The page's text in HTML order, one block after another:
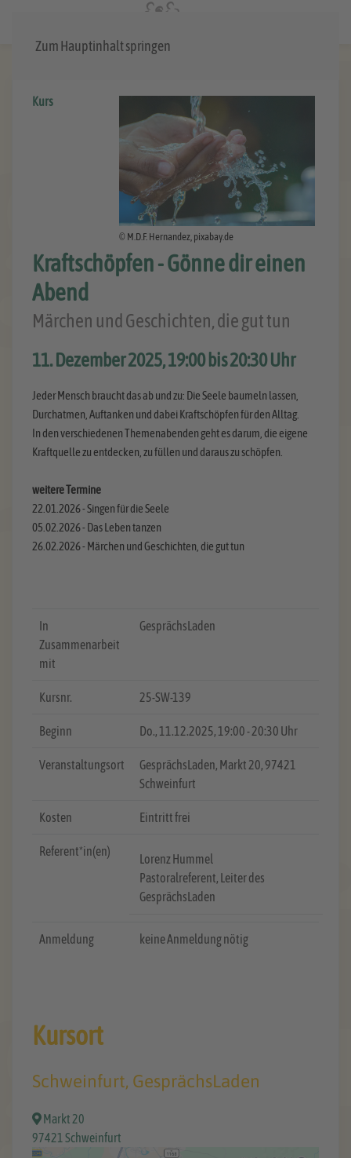
Zum Hauptinhalt springen
© M.D.F. Hernandez, pixabay.de
Kurs
Kraftschöpfen - Gönne dir einen
Abend
Märchen und Geschichten, die gut tun
11. Dezember 2025, 19:00 bis 20:30 Uhr
Jeder Mensch braucht das ab und zu: Die Seele baumeln lassen,
Durchatmen, Auftanken und dabei Kraftschöpfen für den Alltag.
In den verschiedenen Themenabenden geht es darum, die eigene
Kraftquelle zu entdecken, zu füllen und daraus zu schöpfen.
weitere Termine
22.01.2026 - Singen für die Seele
05.02.2026 - Das Leben tanzen
26.02.2026 - Märchen und Geschichten, die gut tun
In
Zusammenarbeit
mit
GesprächsLaden
Kursnr. 25-SW-139
Beginn Do., 11.12.2025, 19:00 - 20:30 Uhr
Veranstaltungsort
GesprächsLaden, Markt 20, 97421
Schweinfurt
Kosten Eintritt frei
Referent*in(en)
Lorenz Hummel
Pastoralreferent, Leiter des
GesprächsLaden
Anmeldung keine Anmeldung nötig
Kursort
Schweinfurt, GesprächsLaden
Markt 20
97421 Schweinfurt